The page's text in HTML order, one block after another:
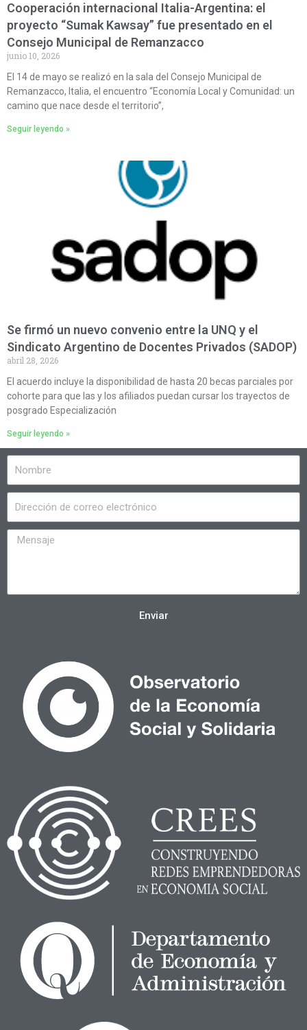
Cooperación internacional Italia-Argentina: el
proyecto “Sumak Kawsay” fue presentado en el
Consejo Municipal de Remanzacco
junio 10, 2026
El 14 de mayo se realizó en la sala del Consejo Municipal de
Remanzacco, Italia, el encuentro “Economía Local y Comunidad: un
camino que nace desde el territorio”,
Seguir leyendo »
Se firmó un nuevo convenio entre la UNQ y el
Sindicato Argentino de Docentes Privados (SADOP)
abril 28, 2026
El acuerdo incluye la disponibilidad de hasta 20 becas parciales por
cohorte para que las y los afiliados puedan cursar los trayectos de
posgrado Especialización
Seguir leyendo »
Enviar